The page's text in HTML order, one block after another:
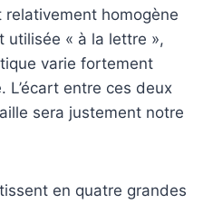
relativement homogène
utilisée « à la lettre »,
varie fortement
L’écart entre ces deux
sera justement notre
en quatre grandes